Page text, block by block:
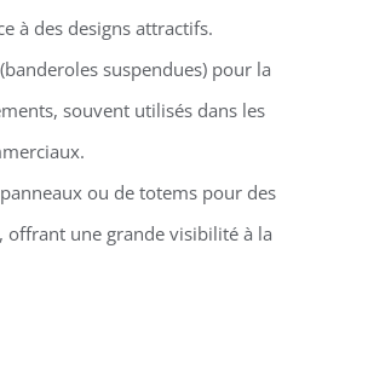
à des designs attractifs.
suspendues) pour la
souvent utilisés dans les
ou de totems pour des
offrant une grande visibilité à la